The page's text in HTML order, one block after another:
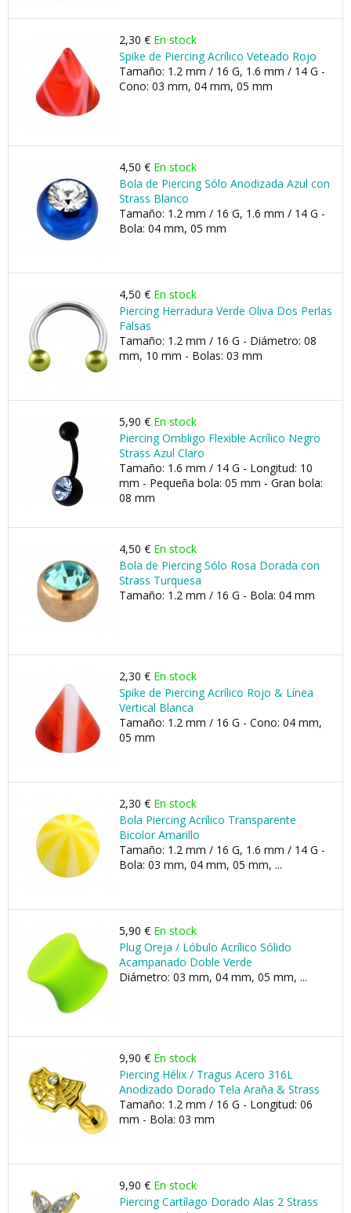
2,30 € En stock
Spike de Piercing Acrílico Veteado Rojo
Tamaño: 1.2 mm / 16 G, 1.6 mm / 14 G -
Cono: 03 mm, 04 mm, 05 mm
4,50 € En stock
Bola de Piercing Sólo Anodizada Azul con
Strass Blanco
Tamaño: 1.2 mm / 16 G, 1.6 mm / 14 G -
Bola: 04 mm, 05 mm
4,50 € En stock
Piercing Herradura Verde Oliva Dos Perlas
Falsas
Tamaño: 1.2 mm / 16 G - Diámetro: 08
mm, 10 mm - Bolas: 03 mm
5,90 € En stock
Piercing Ombligo Flexible Acrílico Negro
Strass Azul Claro
Tamaño: 1.6 mm / 14 G - Longitud: 10
mm - Pequeña bola: 05 mm - Gran bola:
08 mm
4,50 € En stock
Bola de Piercing Sólo Rosa Dorada con
Strass Turquesa
Tamaño: 1.2 mm / 16 G - Bola: 04 mm
2,30 € En stock
Spike de Piercing Acrílico Rojo & Línea
Vertical Blanca
Tamaño: 1.2 mm / 16 G - Cono: 04 mm,
05 mm
2,30 € En stock
Bola Piercing Acrílico Transparente
Bicolor Amarillo
Tamaño: 1.2 mm / 16 G, 1.6 mm / 14 G -
Bola: 03 mm, 04 mm, 05 mm, ...
5,90 € En stock
Plug Oreja / Lóbulo Acrílico Sólido
Acampanado Doble Verde
Diámetro: 03 mm, 04 mm, 05 mm, ...
9,90 € En stock
Piercing Hélix / Tragus Acero 316L
Anodizado Dorado Tela Araña & Strass
Tamaño: 1.2 mm / 16 G - Longitud: 06
mm - Bola: 03 mm
9,90 € En stock
Piercing Cartílago Dorado Alas 2 Strass